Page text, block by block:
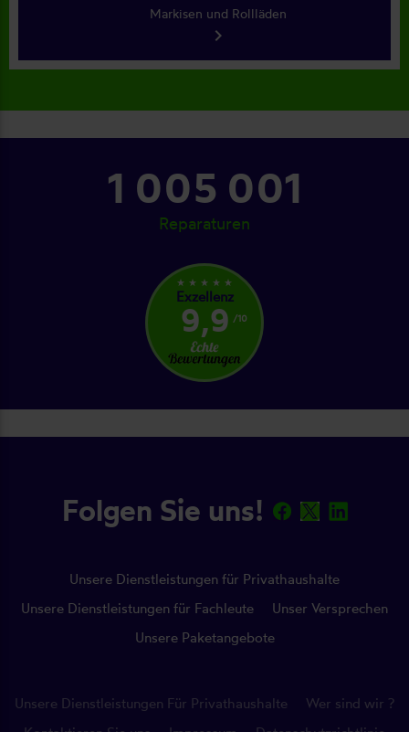
Markisen und Rollläden
keyboard_arrow_right
1 073 001
Reparaturen
star_rate star_rate star_rate star_rate star_rate
Exzellenz
9,9 /10
Folgen Sie uns!
Unsere Dienstleistungen für Privathaushalte
Unsere Dienstleistungen für Fachleute
Unser Versprechen
Unsere Paketangebote
Unsere Dienstleistungen Für Privathaushalte
Wer sind wir ?